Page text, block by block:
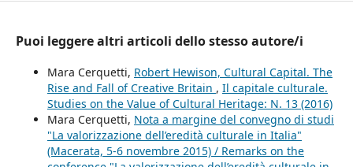
Puoi leggere altri articoli dello stesso autore/i
Mara Cerquetti, Robert Hewison, Cultural Capital. The
Rise and Fall of Creative Britain , Il capitale culturale.
Studies on the Value of Cultural Heritage: N. 13 (2016)
Mara Cerquetti, Nota a margine del convegno di studi
"La valorizzazione dell’eredità culturale in Italia"
(Macerata, 5-6 novembre 2015) / Remarks on the